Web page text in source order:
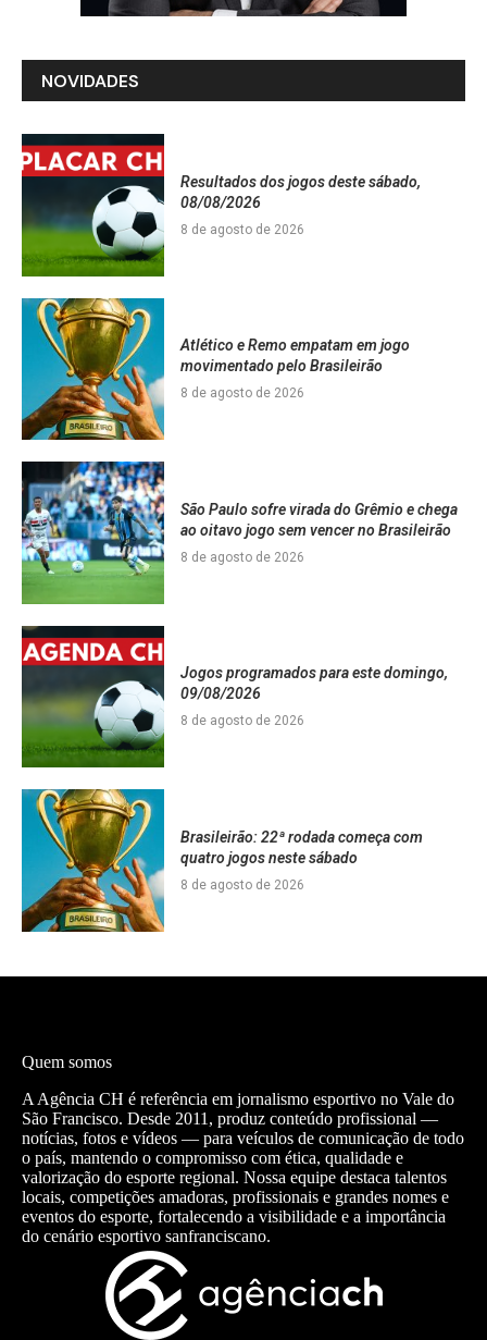
NOVIDADES
Resultados dos jogos deste sábado,
08/08/2026
8 de agosto de 2026
Atlético e Remo empatam em jogo
movimentado pelo Brasileirão
8 de agosto de 2026
São Paulo sofre virada do Grêmio e chega
ao oitavo jogo sem vencer no Brasileirão
8 de agosto de 2026
Jogos programados para este domingo,
09/08/2026
8 de agosto de 2026
Brasileirão: 22ª rodada começa com
quatro jogos neste sábado
8 de agosto de 2026
Quem somos
A Agência CH é referência em jornalismo esportivo no Vale do
São Francisco. Desde 2011, produz conteúdo profissional —
notícias, fotos e vídeos — para veículos de comunicação de todo
o país, mantendo o compromisso com ética, qualidade e
valorização do esporte regional. Nossa equipe destaca talentos
locais, competições amadoras, profissionais e grandes nomes e
eventos do esporte, fortalecendo a visibilidade e a importância
do cenário esportivo sanfranciscano.